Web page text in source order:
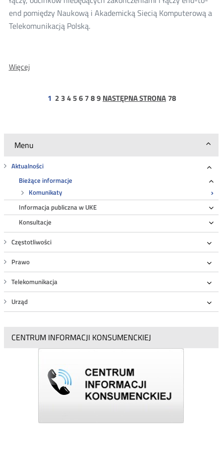
Menu
Aktualności
Bieżące informacje
Komunikaty
Informacja publiczna w UKE
Konsultacje
Częstotliwości
Prawo
Telekomunikacja
Urząd
CENTRUM INFORMACJI KONSUMENCKIEJ
end pomiędzy Naukową i Akademicką Siecią Komputerową a
Telekomunikacją Polską.
WięcejO:
decyzji
TP
1 strona
2 strona
3strona
4strona
5strona
6 strona
7strona
8strona
9 NASTĘPNA STRONA 78strona